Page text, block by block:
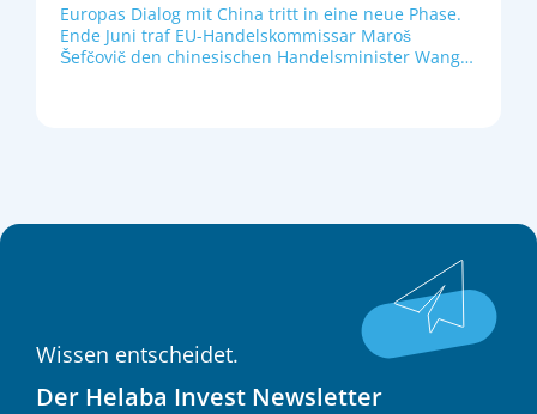
Europas Dialog mit China tritt in eine neue Phase.
Ende Juni traf EU-Handelskommissar Maroš
Šefčovič den chinesischen Handelsminister Wang
% auf einen Rekordwert von 360 Mrd. Euro. Bis
Eigentum und WTO-Reformen erzielt werden;
andernfalls drohen weitere europäische
Schutzmaßnahmen und möglicherweise eine neue
Eskalation des bislang schwelenden
Wissen entscheidet.
Der Helaba Invest Newsletter